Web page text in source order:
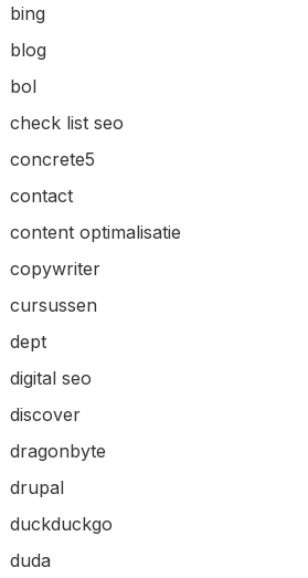
bing
blog
bol
check list seo
concrete5
contact
content optimalisatie
copywriter
cursussen
dept
digital seo
discover
dragonbyte
drupal
duckduckgo
duda